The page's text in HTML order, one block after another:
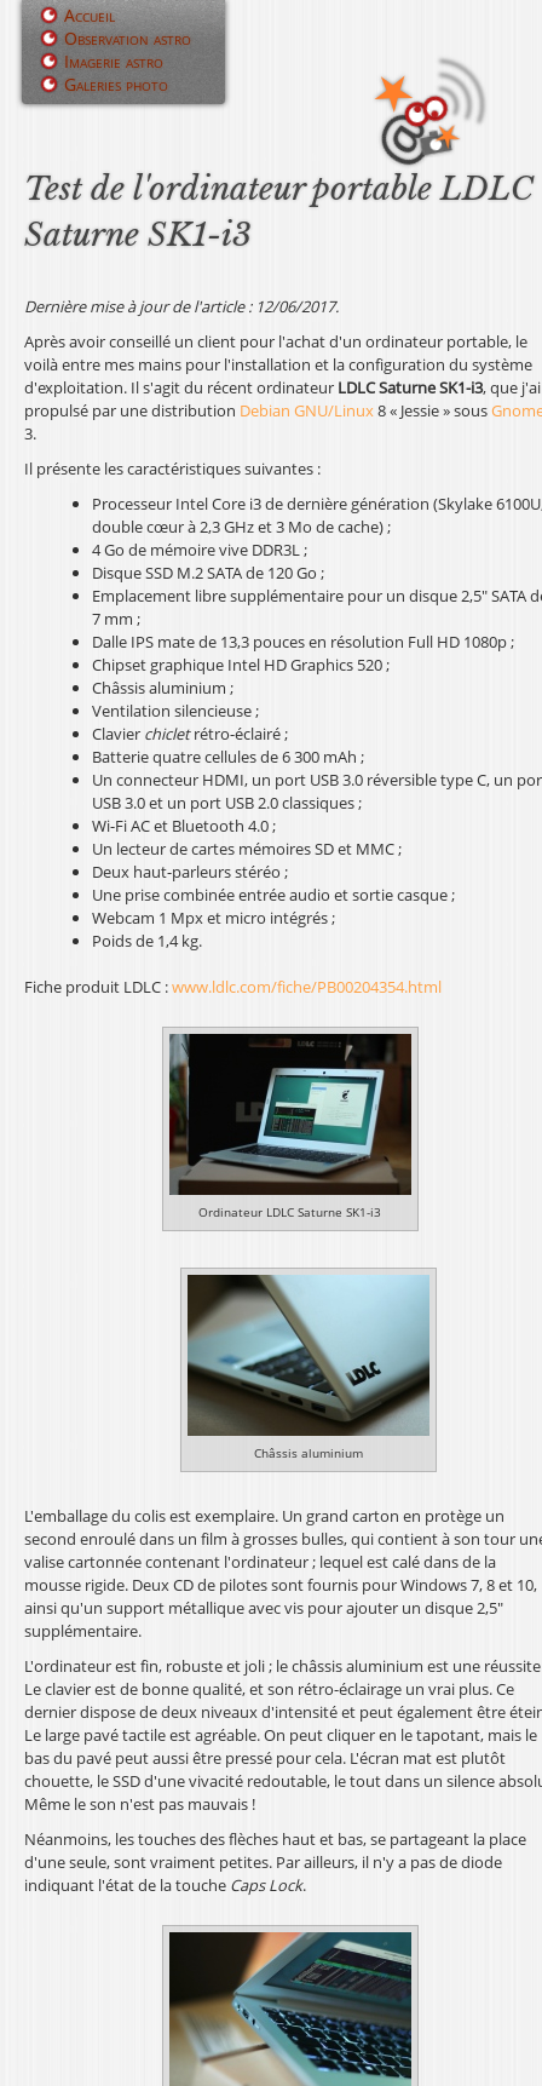
Jump to navigation
Test de l'ordinateur portable LDLC
Saturne SK1-i3
Dernière mise à jour de l'article : 12/06/2017.
Après avoir conseillé un client pour l'achat d'un ordinateur portable, le
voilà entre mes mains pour l'installation et la configuration du système
d'exploitation. Il s'agit du récent ordinateur LDLC Saturne SK1-i3, que j'ai
propulsé par une distribution Debian GNU/Linux8 « Jessie » sous
3.
Il présente les caractéristiques suivantes :
Processeur Intel Core i3 de dernière génération (Skylake
double cœur à 2,3 GHz et 3 Mo de cache) ;
4 Go de mémoire vive DDR3L ;
Disque SSD M.2 SATA de 120 Go ;
Emplacement libre supplémentaire pour un disque 2,5" SATA
7 mm ;
Dalle IPS mate de 13,3 pouces en résolution Full HD 1080p ;
Chipset graphique Intel HD Graphics 520 ;
Châssis aluminium ;
Ventilation silencieuse ;
Clavier chicletrétro-éclairé ;
Batterie quatre cellules de 6 300 mAh ;
Un connecteur HDMI, un port USB 3.0 réversible type C, un
USB 3.0 et un port USB 2.0 classiques ;
Wi-Fi AC et Bluetooth 4.0 ;
Un lecteur de cartes mémoires SD et MMC ;
Deux haut-parleurs stéréo ;
Une prise combinée entrée audio et sortie casque ;
Webcam 1 Mpx et micro intégrés ;
Poids de 1,4 kg.
Fiche produit LDLC :www.ldlc.com/fiche/PB00204354.html
Ordinateur LDLC Saturne SK1-i3
Châssis aluminium
L'emballage du colis est exemplaire. Un grand carton en protège un
second enroulé dans un film à grosses bulles, qui contient à son tour
valise cartonnée contenant l'ordinateur ; lequel est calé dans de la
mousse rigide. Deux CD de pilotes sont fournis pour Windows 7, 8 et 10,
ainsi qu'un support métallique avec vis pour ajouter un disque 2,5"
supplémentaire.
L'ordinateur est fin, robuste et joli ; le châssis aluminium est une
Le clavier est de bonne qualité, et son rétro-éclairage un vrai plus. Ce
dernier dispose de deux niveaux d'intensité et peut également être
Le large pavé tactile est agréable. On peut cliquer en le tapotant, mais le
bas du pavé peut aussi être pressé pour cela. L'écran mat est plutôt
chouette, le SSD d'une vivacité redoutable, le tout dans un silence
Même le son n'est pas mauvais !
Néanmoins, les touches des flèches haut et bas, se partageant la place
d'une seule, sont vraiment petites. Par ailleurs, il n'y a pas de diode
indiquant l'état de la touche Caps Lock.
M
u
p
i
n
c
i
p
Accueil
Observation astro
Imagerie astro
Galeries photo